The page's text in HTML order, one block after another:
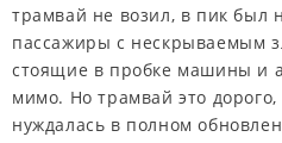
трамвай не возил, в пик был
пассажиры с нескрываемым
стоящие в пробке машины и
мимо. Но трамвай это дорого,
нуждалась в полном